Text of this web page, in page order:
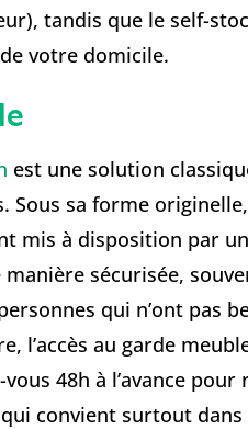
tandis que le self-
votre domicile.
est une solution
Sous sa forme
mis à disposition par
sécurisée,
qui n’ont pas
l’accès au garde
48h à l’avance
qui convient surtout